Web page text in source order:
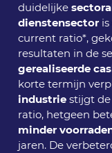
duidelijke
dienstensectoris
current ratio*,
resultaten in de
gerealiseerde
korte termijn
industrie stijgt
ratio, hetgeen
minder
jaren. De